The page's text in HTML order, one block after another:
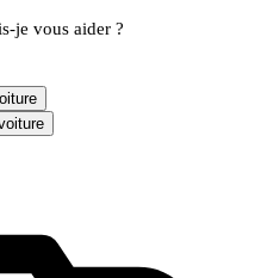
je vous aider ?